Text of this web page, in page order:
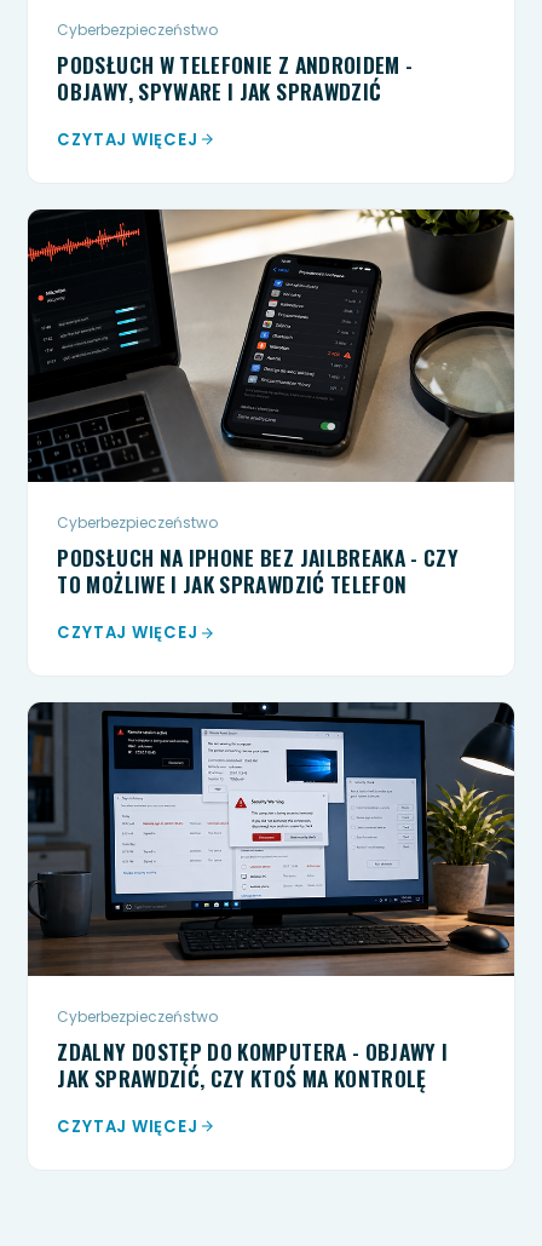
Cyberbezpieczeństwo
PODSŁUCH W TELEFONIE Z ANDROIDEM -
OBJAWY, SPYWARE I JAK SPRAWDZIĆ
CZYTAJ WIĘCEJ
Cyberbezpieczeństwo
PODSŁUCH NA IPHONE BEZ JAILBREAKA - CZY
TO MOŻLIWE I JAK SPRAWDZIĆ TELEFON
CZYTAJ WIĘCEJ
Cyberbezpieczeństwo
ZDALNY DOSTĘP DO KOMPUTERA - OBJAWY I
JAK SPRAWDZIĆ, CZY KTOŚ MA KONTROLĘ
CZYTAJ WIĘCEJ